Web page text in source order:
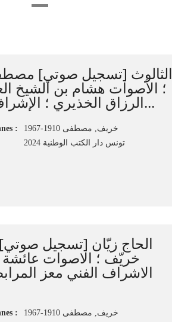
الثالوث [تسجيل صوتي]
؛ الأصوات هشام بن الشيخ
الرزاق الخذيري ؛ الإشراف الفني و...
:
خريف, مصطفى 1910-1967
تونس دار الكتب الوطنية 2024
الحاج زيّان [تسجيل
خريّف ؛ الاصوات عائشة
الاشراف الفني معز
: خريف, مصطفى 1910-1967